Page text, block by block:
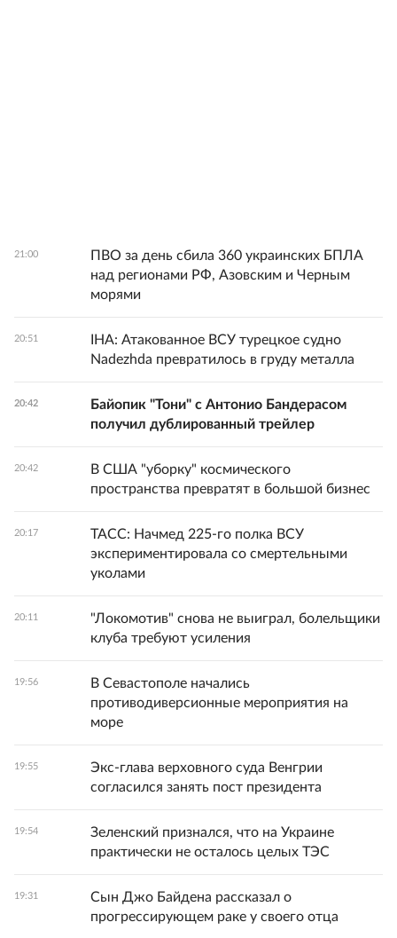
21:00
ПВО за день сбила 360 украинских БПЛА
над регионами РФ, Азовским и Черным
морями
20:51
IHA: Атакованное ВСУ турецкое судно
Nadezhda превратилось в груду металла
20:42
Байопик "Тони" с Антонио Бандерасом
получил дублированный трейлер
20:42
В США "уборку" космического
пространства превратят в большой бизнес
20:17
ТАСС: Начмед 225-го полка ВСУ
экспериментировала со смертельными
уколами
20:11
"Локомотив" снова не выиграл, болельщики
клуба требуют усиления
19:56
В Севастополе начались
противодиверсионные мероприятия на
море
19:55
Экс-глава верховного суда Венгрии
согласился занять пост президента
19:54
Зеленский признался, что на Украине
практически не осталось целых ТЭС
19:31
Сын Джо Байдена рассказал о
прогрессирующем раке у своего отца